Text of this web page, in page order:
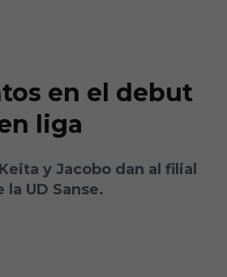
en el debut
liga
y Jacobo dan al filial
la UD Sanse.